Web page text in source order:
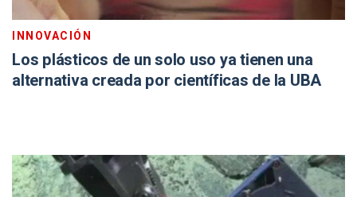
INNOVACIÓN
Los plásticos de un solo uso ya tienen una
alternativa creada por científicas de la UBA